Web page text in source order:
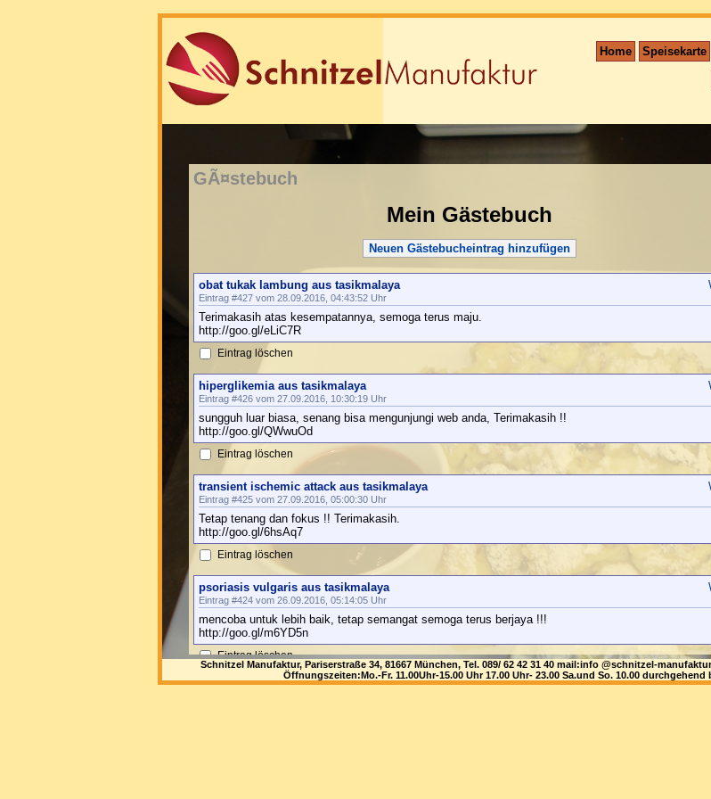
Home Speisekarte
GÃ¤stebuch
Mein Gästebuch
Neuen Gästebucheintrag hinzufügen
obat tukak lambung aus tasikmalaya
Eintrag #427 vom 28.09.2016, 04:43:52 Uhr
Terimakasih atas kesempatannya, semoga terus maju.
http://goo.gl/eLiC7R
Eintrag löschen
hiperglikemia aus tasikmalaya
Eintrag #426 vom 27.09.2016, 10:30:19 Uhr
sungguh luar biasa, senang bisa mengunjungi web anda, Terimakasih !!
http://goo.gl/QWwuOd
Eintrag löschen
transient ischemic attack aus tasikmalaya
Eintrag #425 vom 27.09.2016, 05:00:30 Uhr
Tetap tenang dan fokus !! Terimakasih.
http://goo.gl/6hsAq7
Eintrag löschen
psoriasis vulgaris aus tasikmalaya
Eintrag #424 vom 26.09.2016, 05:14:05 Uhr
mencoba untuk lebih baik, tetap semangat semoga terus berjaya !!!
http://goo.gl/m6YD5n
Eintrag löschen
obat endometriosis aus tasikmalaya
Schnitzel Manufaktur, Pariserstraße 34, 81667 München, Tel. 089/ 62 42 31 40 mail:info @schnitzel-
Öffnungszeiten:Mo.-Fr. 11.00Uhr-15.00 Uhr 17.00 Uhr- 23.00 Sa.und So. 10.00